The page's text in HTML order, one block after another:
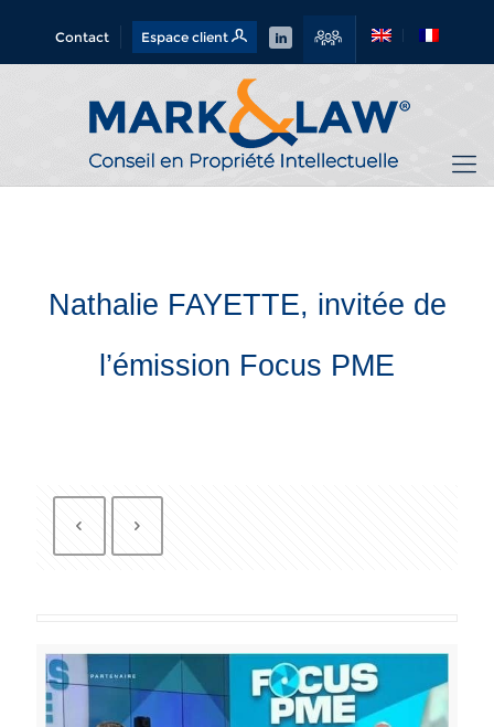
Contact Espace client
Nathalie FAYETTE, invitée de
l’émission Focus PME